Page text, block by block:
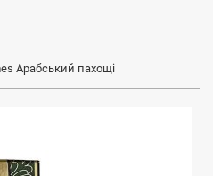
Арабський пахощі